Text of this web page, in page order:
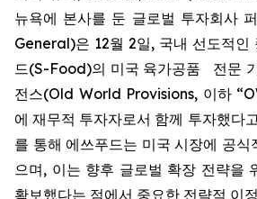
뉴욕에 본사를 둔 글로벌 투자회사
General)은 12월 2일, 국내 선도적인
드(S-Food)의 미국 육가공품 전문
전스(Old World Provisions, 이하
에 재무적 투자자로서 함께 투자했다
를 통해 에쓰푸드는 미국 시장에 공식
으며, 이는 향후 글로벌 확장 전략을
확보했다는 점에서 중요한 전략적 이